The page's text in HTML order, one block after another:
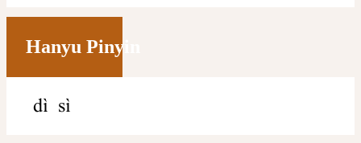
Hanyu Pinyin
dì sì